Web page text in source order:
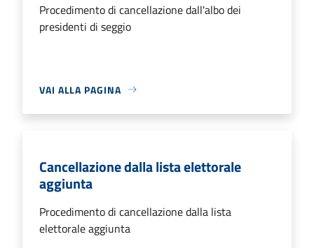
Procedimento di cancellazione dall'albo dei
presidenti di seggio
VAI ALLA PAGINA
Cancellazione dalla lista elettorale
aggiunta
Procedimento di cancellazione dalla lista
elettorale aggiunta